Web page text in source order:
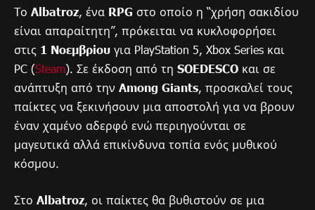
Tο Albatroz, ένα RPG στο οποίο η “χρήση σακιδίου
είναι απαραίτητη”, πρόκειται να κυκλοφορήσει
στις 1 Νοεμβρίου για PlayStation 5, Xbox Series και
PC (Steam). Σε έκδοση από τη SOEDESCO και σε
ανάπτυξη από την Among Giants, προσκαλεί τους
παίκτες να ξεκινήσουν μια αποστολή για να βρουν
έναν χαμένο αδερφό ενώ περιηγούνται σε
μαγευτικά αλλά επικίνδυνα τοπία ενός μυθικού
κόσμου.
Στο Albatroz, οι παίκτες θα βυθιστούν σε μια